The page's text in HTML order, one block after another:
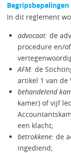
Begripsbepalingen
In dit reglement
advocaat: de
procedure en/
AFM: de
artikel 1 van de
behandelend
kamer) of vijf
een klacht;
betrokkene: de
ingediend;